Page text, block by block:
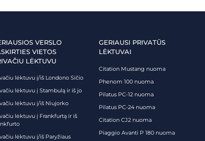
VERSLO
VIETOS
LĖKTUVU
lėktuvu į/iš Londono Sičio
lėktuvu į Stambulą ir iš jo
lėktuvu į/iš Niujorko
lėktuvu į Frankfurtą ir iš
lėktuvu į/iš Paryžiaus
GERIAUSI PRIVATŪS
LĖKTUVAI
Citation Mustang nuoma
Phenom 100 nuoma
Pilatus PC-12 nuoma
Pilatus PC-24 nuoma
Citation CJ2 nuoma
Piaggio Avanti P 180 nuoma